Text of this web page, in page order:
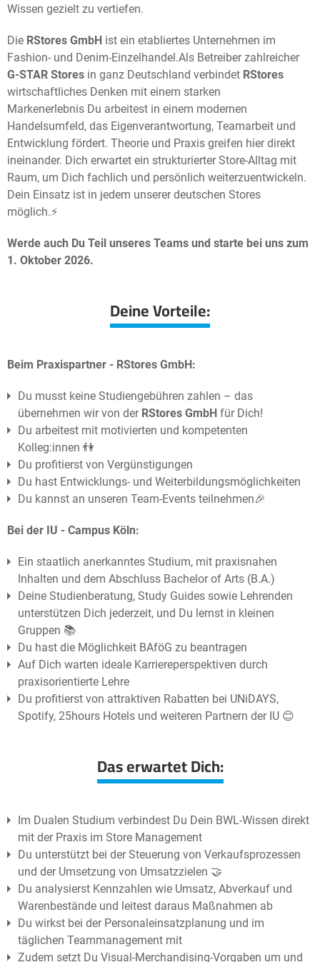
Wissen gezielt zu vertiefen.
Die RStores GmbH ist ein etabliertes Unternehmen im
Fashion- und Denim-Einzelhandel.Als Betreiber zahlreicher
G-STAR Stores in ganz Deutschland verbindet RStores
wirtschaftliches Denken mit einem starken
Markenerlebnis Du arbeitest in einem modernen
Handelsumfeld, das Eigenverantwortung, Teamarbeit und
Entwicklung fördert. Theorie und Praxis greifen hier direkt
ineinander. Dich erwartet ein strukturierter Store-Alltag mit
Raum, um Dich fachlich und persönlich weiterzuentwickeln.
Dein Einsatz ist in jedem unserer deutschen Stores
möglich.⚡️
Werde auch Du Teil unseres Teams und starte bei uns zum
1. Oktober 2026.
Deine Vorteile:
Beim Praxispartner - RStores GmbH:
Du musst keine Studiengebühren zahlen – das
übernehmen wir von der RStores GmbH für Dich!
Du arbeitest mit motivierten und kompetenten
Kolleg:innen 👫
Du profitierst von Vergünstigungen
Du hast Entwicklungs- und Weiterbildungsmöglichkeiten
Du kannst an unseren Team-Events teilnehmen🎉
Bei der IU - Campus Köln:
Ein staatlich anerkanntes Studium, mit praxisnahen
Inhalten und dem Abschluss Bachelor of Arts (B.A.)
Deine Studienberatung, Study Guides sowie Lehrenden
unterstützen Dich jederzeit, und Du lernst in kleinen
Gruppen 📚
Du hast die Möglichkeit BAföG zu beantragen
Auf Dich warten ideale Karriereperspektiven durch
praxisorientierte Lehre
Du profitierst von attraktiven Rabatten bei UNiDAYS,
Spotify, 25hours Hotels und weiteren Partnern der IU 😊
Das erwartet Dich:
Im Dualen Studium verbindest Du Dein BWL-Wissen direkt
mit der Praxis im Store Management
Du unterstützt bei der Steuerung von Verkaufsprozessen
und der Umsetzung von Umsatzzielen 🤝
Du analysierst Kennzahlen wie Umsatz, Abverkauf und
Warenbestände und leitest daraus Maßnahmen ab
Du wirkst bei der Personaleinsatzplanung und im
täglichen Teammanagement mit
Zudem setzt Du Visual-Merchandising-Vorgaben um und